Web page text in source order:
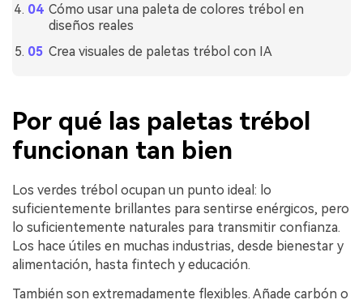
Cómo usar una paleta de colores trébol en
diseños reales
Crea visuales de paletas trébol con IA
Por qué las paletas trébol
funcionan tan bien
Los verdes trébol ocupan un punto ideal: lo
suficientemente brillantes para sentirse enérgicos, pero
lo suficientemente naturales para transmitir confianza.
Los hace útiles en muchas industrias, desde bienestar y
alimentación, hasta fintech y educación.
También son extremadamente flexibles. Añade carbón o